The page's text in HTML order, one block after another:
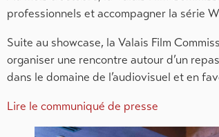
professionnels et accompagner la série
Suite au showcase, la Valais Film
organiser une rencontre autour d’un
dans le domaine de l’audiovisuel et en
Lire le communiqué de presse